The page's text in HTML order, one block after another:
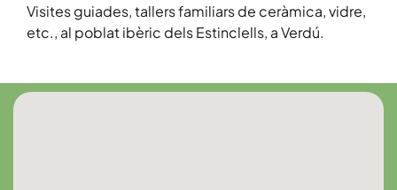
Visites guiades, tallers familiars de ceràmica, vidre,
etc., al poblat ibèric dels Estinclells, a Verdú.